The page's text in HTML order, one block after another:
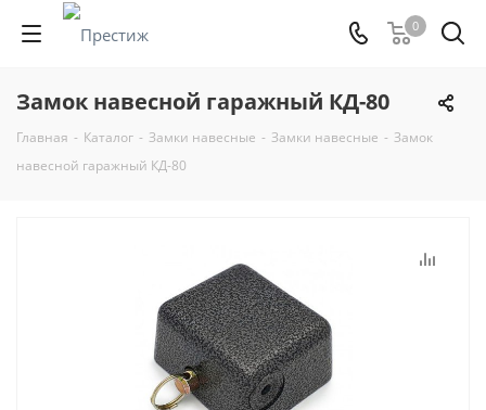
0
Замок навесной гаражный КД-80
Главная - Каталог - Замки навесные - Замки навесные - Замок
навесной гаражный КД-80